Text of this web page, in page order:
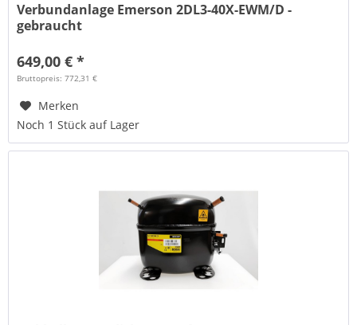
Verbundanlage Emerson 2DL3-40X-EWM/D -
gebraucht
649,00 € *
Bruttopreis: 772,31 €
Merken
Noch 1 Stück auf Lager